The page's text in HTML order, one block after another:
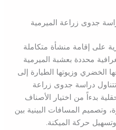
جدوى زراعة الميرمية
على إقامة منشأة متكاملة
محددة بعشبة الميرمية
الخضري وزيوتها الطيارة إلى
دراسة جدوى زراعة
بدءاً من اختيار الأصناف
وتصميم المسافات البينية بين
حركة الميكنة.